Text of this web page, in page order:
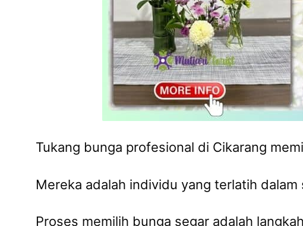
Tukang bunga profesional di Cikarang
Mereka adalah individu yang terlatih
Proses memilih bunga segar adalah